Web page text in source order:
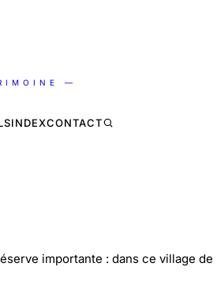
—
INDEXCONTACT
importante : dans ce village de